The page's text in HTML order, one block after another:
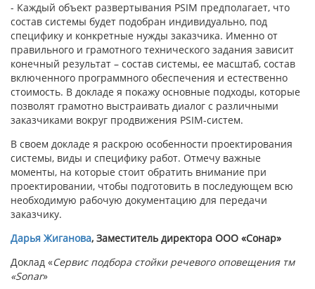
- Каждый объект развертывания PSIM предполагает, что
состав системы будет подобран индивидуально, под
специфику и конкретные нужды заказчика. Именно от
правильного и грамотного технического задания зависит
конечный результат – состав системы, ее масштаб, состав
включенного программного обеспечения и естественно
стоимость. В докладе я покажу основные подходы, которые
позволят грамотно выстраивать диалог с различными
заказчиками вокруг продвижения PSIM-систем.
В своем докладе я раскрою особенности проектирования
системы, виды и специфику работ. Отмечу важные
моменты, на которые стоит обратить внимание при
проектировании, чтобы подготовить в последующем всю
необходимую рабочую документацию для передачи
заказчику.
Дарья Жиганова, Заместитель директора ООО «Сонар»
Доклад «Сервис подбора стойки речевого оповещения тм
«Sonar»